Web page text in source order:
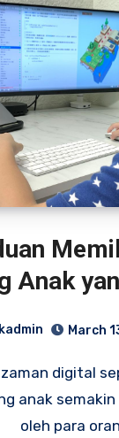
Anak
March
anak
oleh para